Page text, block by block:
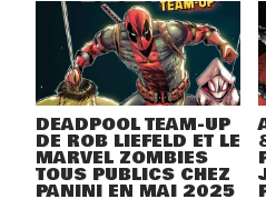
DEADPOOL TEAM-UP
DE ROB LIEFELD ET LE
MARVEL ZOMBIES
TOUS PUBLICS CHEZ
PANINI EN MAI 2025